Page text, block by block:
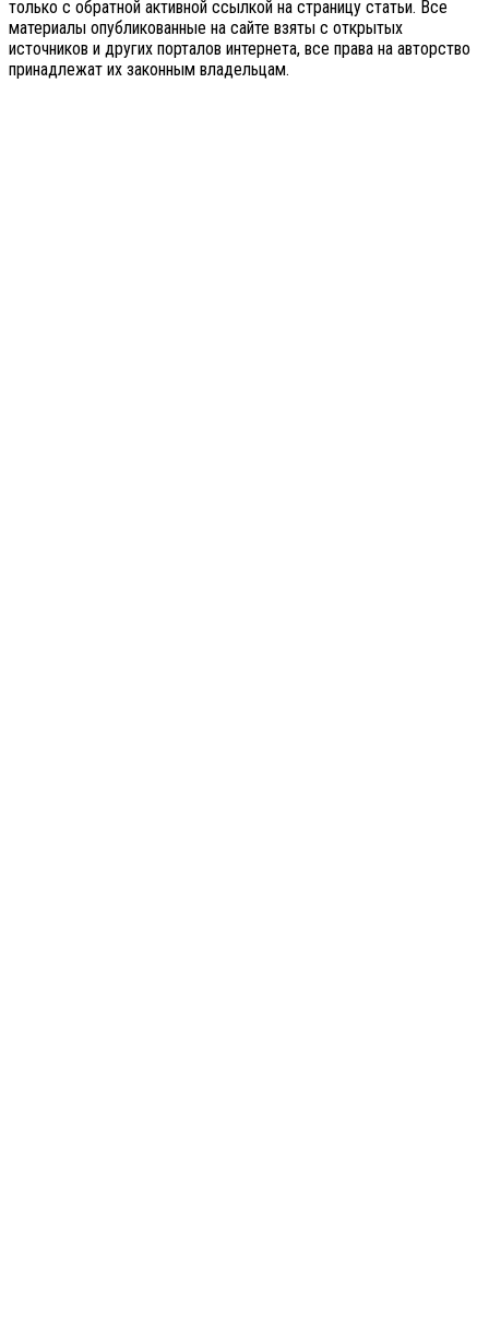
только с обратной активной ссылкой на страницу статьи. Все
материалы опубликованные на сайте взяты с открытых
источников и других порталов интернета, все права на авторство
принадлежат их законным владельцам.